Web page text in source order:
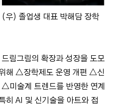
우) 졸업생 대표 박해담 장학
림그림의 확장과 성장을 도모
해 △장학제도 운영 개편 △신
미술계 트렌드를 반영한 연계
히 AI 및 신기술을 아트와 접